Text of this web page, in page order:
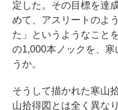
定した。その目標を達
めて、アスリートのよ
た」というようなこと
の1,000本ノックを、
うか。
そうして描かれた寒山
山拾得図とは全く異な